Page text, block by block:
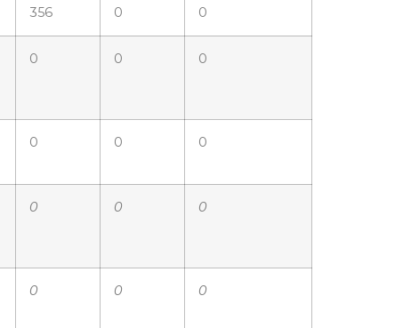
356 0 0
0 0 0
0 0 0
0 0 0
0 0 0